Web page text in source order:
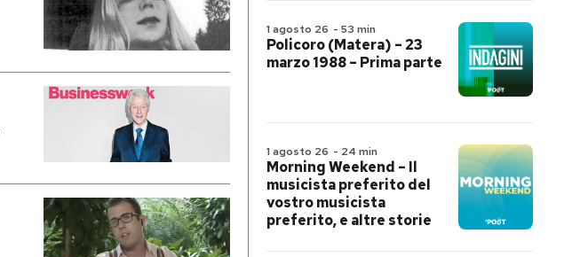
1 agosto 26 - 53 min
Policoro (Matera) – 23
marzo 1988 – Prima parte
1 agosto 26 - 24 min
Morning Weekend – Il
musicista preferito del
vostro musicista
preferito, e altre storie